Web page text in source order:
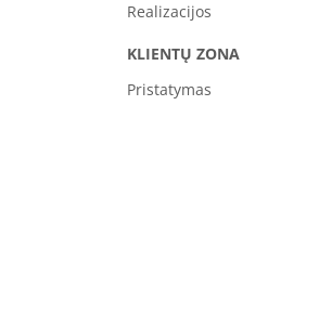
Realizacijos
KLIENTŲ ZONA
Pristatymas